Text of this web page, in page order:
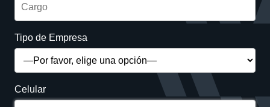
Tipo de Empresa
Celular